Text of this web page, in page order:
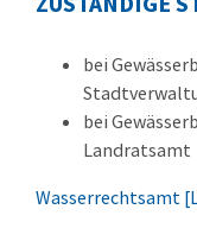
bei
bei
Landratsamt
Wasserrechtsamt